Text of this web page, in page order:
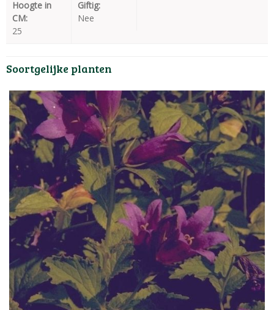
Hoogte in
CM:
25
Giftig:
Nee
Soortgelijke planten